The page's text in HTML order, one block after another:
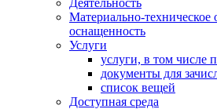
Деятельность
Материально-техническое
оснащенность
Услуги
услуги, в том числе
документы для
список вещей
Доступная среда